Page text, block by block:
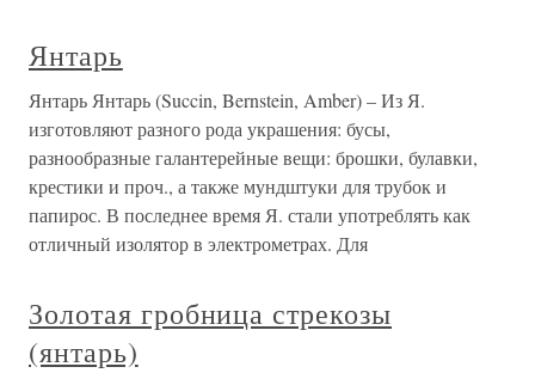
Янтарь
Янтарь Янтарь (Succin, Bernstein, Amber) – Из Я.
изготовляют разного рода украшения: бусы,
разнообразные галантерейные вещи: брошки, булавки,
крестики и проч., а также мундштуки для трубок и
папирос. В последнее время Я. стали употреблять как
отличный изолятор в электрометрах. Для
Золотая гробница стрекозы
(янтарь)